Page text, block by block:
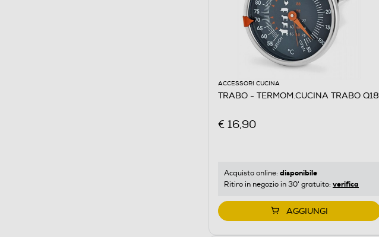
ACCESSORI CUCINA
TRABO - TERMOM.CUCINA TRABO Q18
€ 16,90
Acquisto online: disponibile
Ritiro in negozio in 30' gratuito: verifica
AGGIUNGI